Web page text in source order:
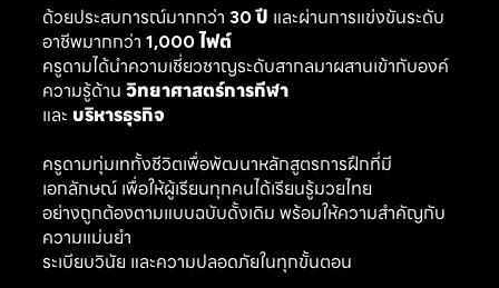
ด้วยประสบการณ์มากกว่า 30 ปี และผ่านการแข่งขันระดับ
อาชีพมากกว่า 1,000 ไฟต์
ครูดามได้นำความเชี่ยวชาญระดับสากลมาผสานเข้ากับองค์
ความรู้ด้าน วิทยาศาสตร์การกีฬา
และ บริหารธุรกิจ
ครูดามทุ่มเททั้งชีวิตเพื่อพัฒนาหลักสูตรการฝึกที่มี
เอกลักษณ์ เพื่อให้ผู้เรียนทุกคนได้เรียนรู้มวยไทย
อย่างถูกต้องตามแบบฉบับดั้งเดิม พร้อมให้ความสำคัญกับ
ความแม่นยำ
ระเบียบวินัย และความปลอดภัยในทุกขั้นตอน